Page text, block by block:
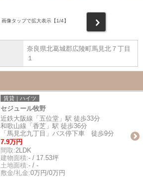
画像タップで拡大表示【1/4】
奈良県北葛城郡広陵町馬見北７丁目
１
賃貸｜ハイツ
セジュール牧野
近鉄大阪線「五位堂」駅 徒歩33分
和歌山線「香芝」駅 徒歩36分
「馬見北九丁目」バス停下車 徒歩9分
7.9万円
間取:2LDK
建物面積:- / 17.53坪
土地面積:- / -
敷金/礼金:0万円/0万円